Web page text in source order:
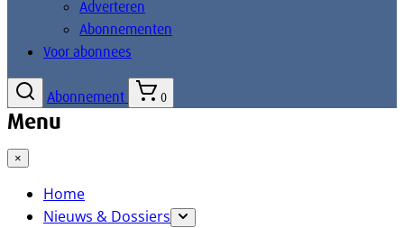
Adverteren
Abonnementen
Voor abonnees
Abonnement 0
Menu
×
Home
Nieuws & Dossiers